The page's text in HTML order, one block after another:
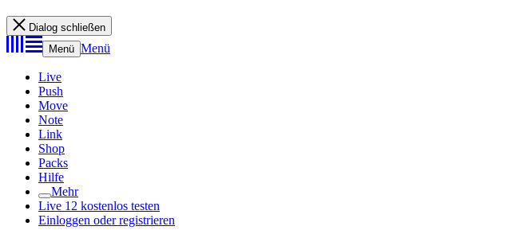
Dialog schließen
Menü Menü
Live
Push
Move
Note
Link
Shop
Packs
Hilfe
Mehr
Live 12 kostenlos testen
Einloggen oder registrieren